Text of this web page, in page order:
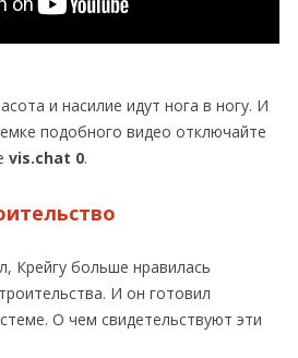
и насилие идут нога в ногу. И
подобного видео отключайте
vis.chat 0.
Крейгу больше нравилась
И он готовил
О чем свидетельствуют эти